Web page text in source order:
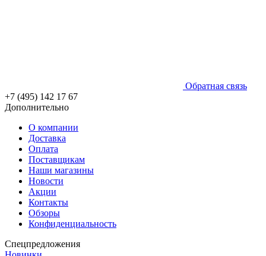
Обратная связь
+7 (495) 142 17 67
Дополнительно
О компании
Доставка
Оплата
Поставщикам
Наши магазины
Новости
Акции
Контакты
Обзоры
Конфиденциальность
Спецпредложения